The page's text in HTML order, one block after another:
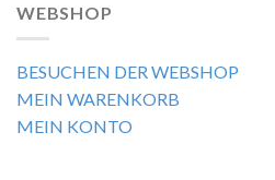
WEBSHOP
BESUCHEN DER WEBSHOP
MEIN WARENKORB
MEIN KONTO